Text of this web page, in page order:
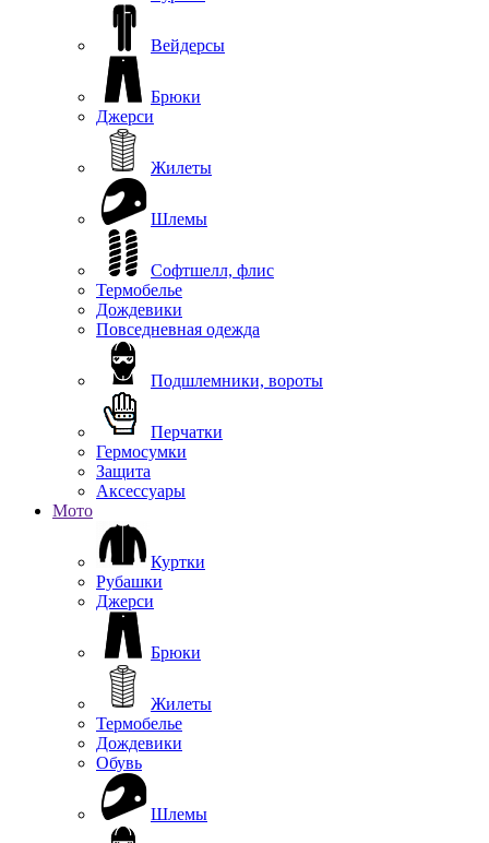
Вейдерсы
Брюки
Джерси
Жилеты
Шлемы
Софтшелл, флис
Термобелье
Дождевики
Повседневная одежда
Подшлемники, вороты
Перчатки
Гермосумки
Защита
Аксессуары
Мото
Куртки
Рубашки
Джерси
Брюки
Жилеты
Термобелье
Дождевики
Обувь
Шлемы